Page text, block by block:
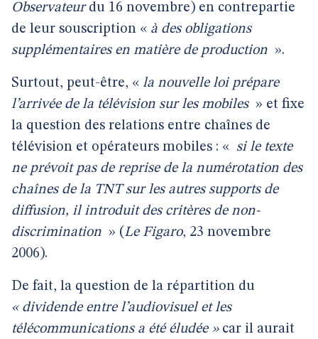
Observateurdu 16 novembre) en contrepartie
de leur souscription « à des obligations
supplémentaires en matière de production ».
Surtout, peut-être, « la nouvelle loi prépare
l’arrivée de la télévision sur les mobiles » et fixe
la question des relations entre chaînes de
télévision et opérateurs mobiles : « si le texte
ne prévoit pas de reprise de la numérotation des
chaînes de la TNT sur les autres supports de
diffusion, il introduit des critères de non-
discrimination » (Le Figaro, 23 novembre
2006).
De fait, la question de la répartition du
« dividende entre l’audiovisuel et les
télécommunications a été éludée » car il aurait